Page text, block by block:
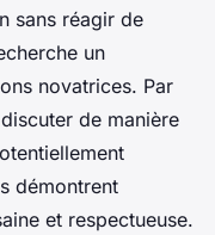
sans réagir de
un
novatrices. Par
de manière
démontrent
et respectueuse.